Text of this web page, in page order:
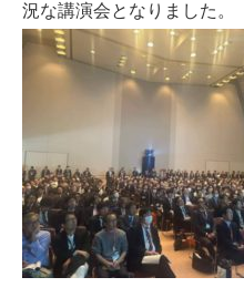
況な講演会となりました。